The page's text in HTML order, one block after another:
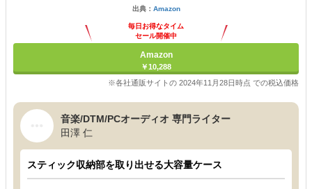
出典： Amazon
毎日お得なタイム
セール開催中
Amazon
￥10,288
※各社通販サイトの 2024年11月28日時点 での税込価格
音楽/DTM/PCオーディオ 専門ライター
田澤 仁
スティック収納部を取り出せる大容量ケース